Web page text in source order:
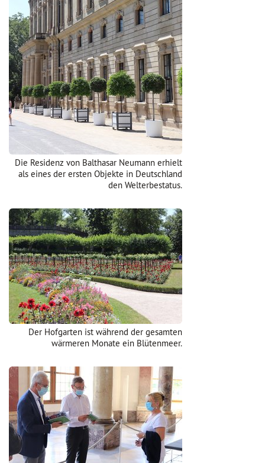
Die Residenz von Balthasar Neumann erhielt
als eines der ersten Objekte in Deutschland
den Welterbestatus.
Der Hofgarten ist während der gesamten
wärmeren Monate ein Blütenmeer.